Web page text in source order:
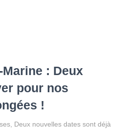
: Deux
pour nos
!
Deux nouvelles dates sont déjà